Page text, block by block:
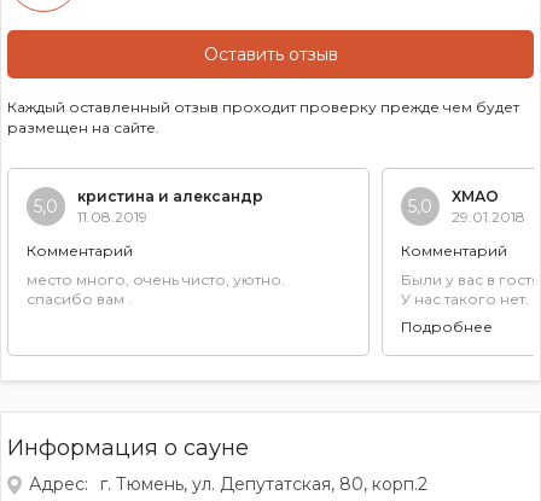
Оставить отзыв
Каждый оставленный отзыв проходит проверку прежде чем будет
размещен на сайте.
5,0
кристина и александр
11.08.2019
Комментарий
место много, очень чисто, уютно.
спасибо вам .
5,0
ХМАО
29.01.2018
Комментарий
Были у вас в
У нас такого нет.
ждите. Вы
Подробнее
Информация о сауне
Адрес:
г. Тюмень, ул. Депутатская, 80, корп.2